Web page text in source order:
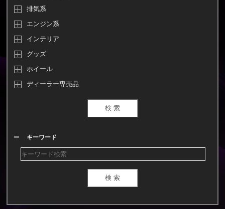
排気系
エンジン系
インテリア
グッズ
ホイール
ディーラー専売品
キーワード